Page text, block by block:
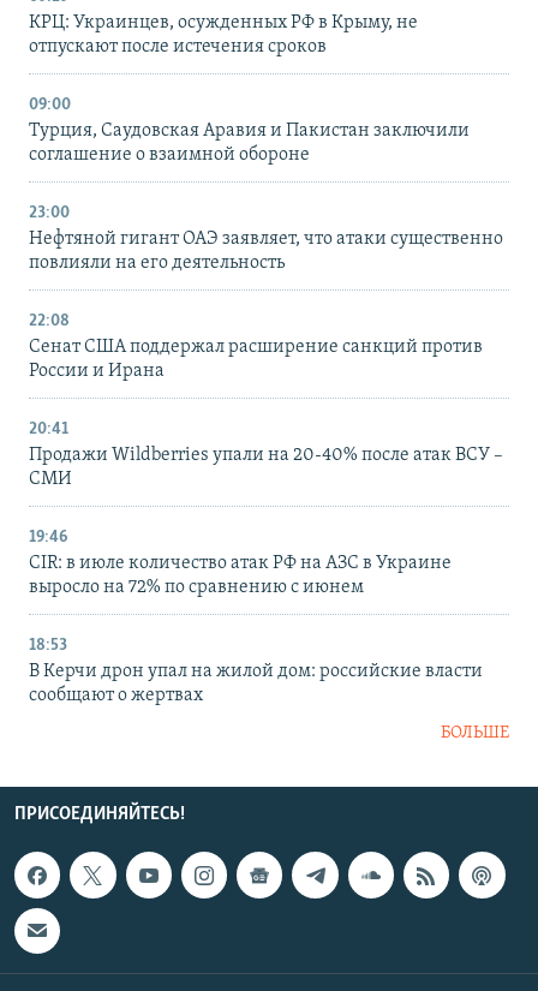
КРЦ: Украинцев, осужденных РФ в Крыму, не
отпускают после истечения сроков
09:00
Турция, Саудовская Аравия и Пакистан заключили
соглашение о взаимной обороне
23:00
Нефтяной гигант ОАЭ заявляет, что атаки существенно
повлияли на его деятельность
22:08
Сенат США поддержал расширение санкций против
России и Ирана
20:41
Продажи Wildberries упали на 20-40% после атак ВСУ –
СМИ
19:46
CIR: в июле количество атак РФ на АЗС в Украине
выросло на 72% по сравнению с июнем
18:53
В Керчи дрон упал на жилой дом: российские власти
сообщают о жертвах
БОЛЬШЕ
ПРИСОЕДИНЯЙТЕСЬ!